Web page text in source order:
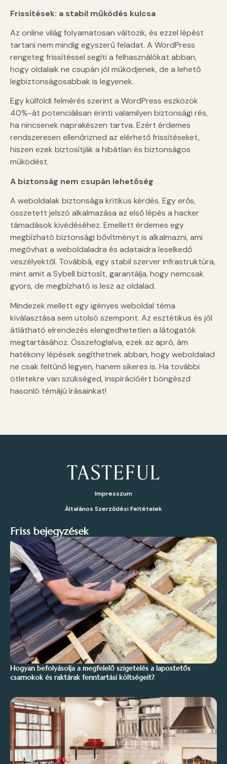
Frissítések: a stabil működés kulcsa
Az online világ folyamatosan változik, és ezzel lépést
tartani nem mindig egyszerű feladat. A WordPress
rengeteg frissítéssel segíti a felhasználókat abban,
hogy oldalaik ne csupán jól működjenek, de a lehető
legbiztonságosabbak is legyenek.
Egy külföldi felmérés szerint a WordPress eszközök
40%-át potenciálisan érinti valamilyen biztonsági rés,
ha nincsenek naprakészen tartva. Ezért érdemes
rendszeresen ellenőrizned az elérhető frissítéseket,
hiszen ezek biztosítják a hibátlan és biztonságos
működést.
A biztonság nem csupán lehetőség
A weboldalak biztonsága kritikus kérdés. Egy erős,
összetett jelszó alkalmazása az első lépés a hacker
támadások kivédéséhez. Emellett érdemes egy
megbízható biztonsági bővítményt is alkalmazni, ami
megóvhat a weboldaladra és adataidra leselkedő
veszélyektől. Továbbá, egy stabil szerver infrastruktúra,
mint amit a Sybell biztosít, garantálja, hogy nemcsak
gyors, de megbízható is lesz az oldalad.
Mindezek mellett egy igényes weboldal téma
kiválasztása sem utolsó szempont. Az esztétikus és jól
átlátható elrendezés elengedhetetlen a látogatók
megtartásához. Összefoglalva, ezek az apró, ám
hatékony lépések segíthetnek abban, hogy weboldalad
ne csak feltűnő legyen, hanem sikeres is. Ha további
ötletekre van szükséged, inspirációért böngészd
hasonló témájú írásainkat!
Impresszum
Általános Szerződési Feltételek
Friss bejegyzések
Hogyan befolyásolja a megfelelő szigetelés a lapostetős
csarnokok és raktárak fenntartási költségeit?